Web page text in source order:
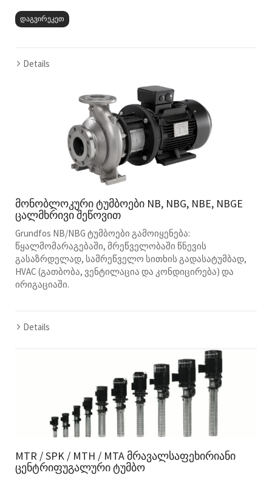
დაგვირეკეთ
Details
მონობლოკური ტუმბოები NB, NBG, NBE, NBGE
ცალმხრივი შეწოვით
Grundfos NB/NBG ტუმბოები გამოიყენება:
წყალმომარაგებაში, მრეწველობაში წნევის
გასაზრდელად, სამრეწველო სითხის გადასატუმბად,
HVAC (გათბობა, ვენტილაცია და კონდიცირება) და
ირიგაციაში.
Details
MTR / SPK / MTH / MTA მრავალსაფეხირიანი
ცენტრიფუგალური ტუმბო